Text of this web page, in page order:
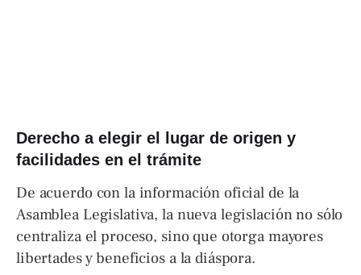
Derecho a elegir el lugar de origen y
facilidades en el trámite
De acuerdo con la información oficial de la
Asamblea Legislativa, la nueva legislación no sólo
centraliza el proceso, sino que otorga mayores
libertades y beneficios a la diáspora.